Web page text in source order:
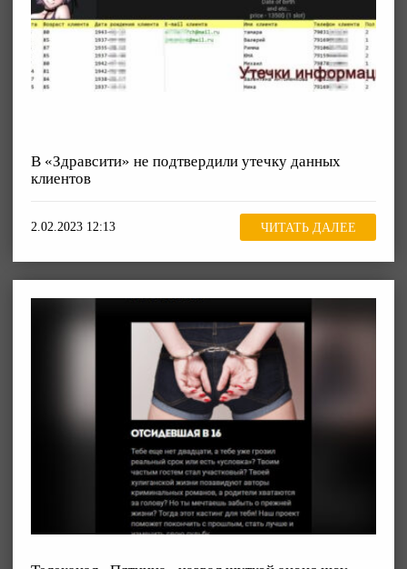
В «Здравсити» не подтвердили утечку данных
клиентов
2.02.2023 12:13 ЧИТАТЬ ДАЛЕЕ